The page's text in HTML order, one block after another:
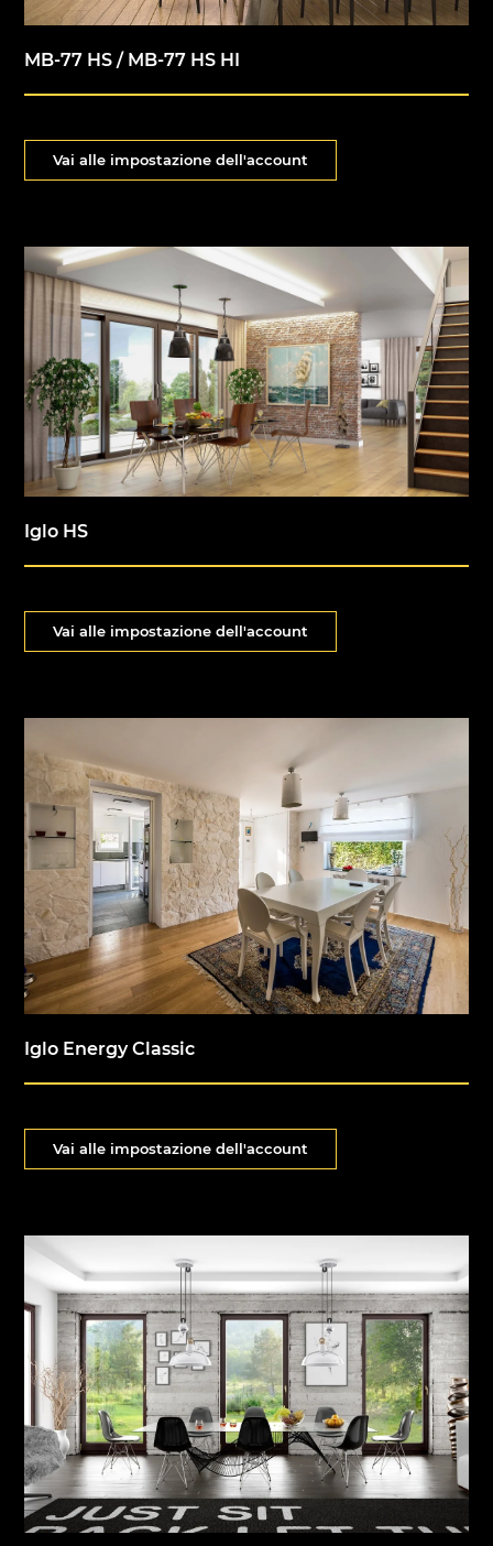
MB-77 HS / MB-77 HS HI
Vai alle impostazione dell'account
Iglo HS
Vai alle impostazione dell'account
Iglo Energy Classic
Vai alle impostazione dell'account